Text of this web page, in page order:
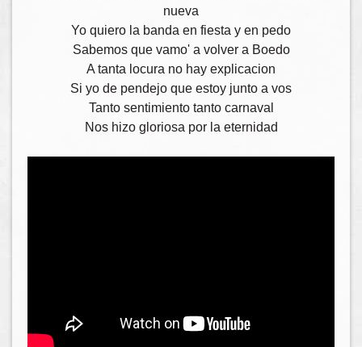
nueva
Yo quiero la banda en fiesta y en pedo
Sabemos que vamo' a volver a Boedo
A tanta locura no hay explicacion
Si yo de pendejo que estoy junto a vos
Tanto sentimiento tanto carnaval
Nos hizo gloriosa por la eternidad